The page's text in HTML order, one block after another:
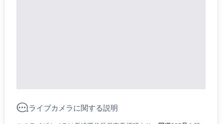
ライブカメラに関する説明